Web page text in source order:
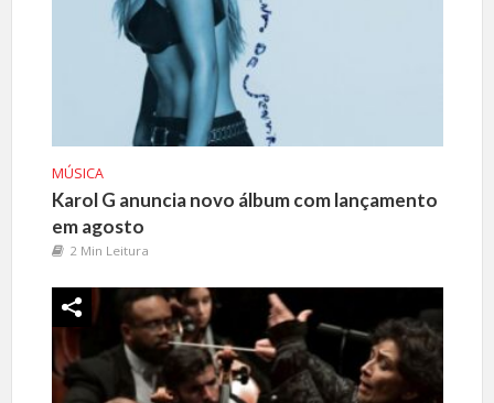
MÚSICA
Karol G anuncia novo álbum com lançamento
em agosto
2 Min Leitura